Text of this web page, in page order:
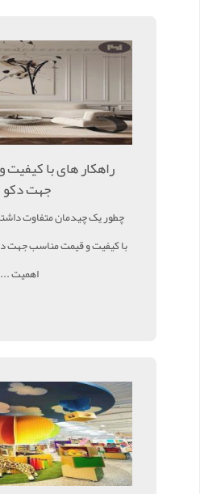
راهکار های با
جهت
چطور یک چیدمان متفاوت
با کیفیت و قیمت مناسب جهت
اهمیت ...